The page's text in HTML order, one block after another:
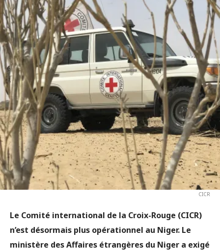
CICR
Le Comité international de la Croix-Rouge (CICR)
n’est désormais plus opérationnel au Niger. Le
ministère des Affaires étrangères du Niger a exigé